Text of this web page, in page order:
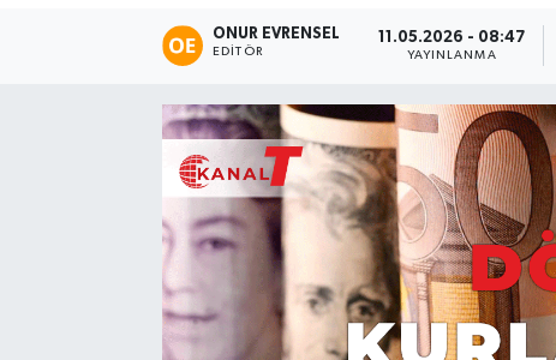
ONUR EVRENSEL
EDITÖR
11.05.2026 - 08:47
YAYINLANMA